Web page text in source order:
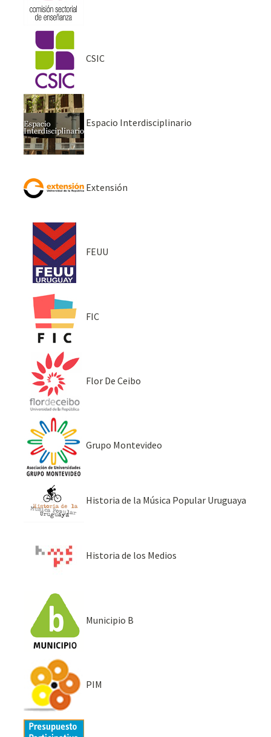
CSIC
Espacio Interdisciplinario
Extensión
FEUU
FIC
Flor De Ceibo
Grupo Montevideo
Historia de la Música Popular Uruguaya
Historia de los Medios
Municipio B
PIM